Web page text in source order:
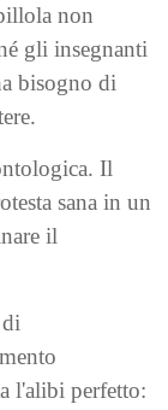
non
gli insegnanti
bisogno di
Il
sana in un
il
l'alibi perfetto: